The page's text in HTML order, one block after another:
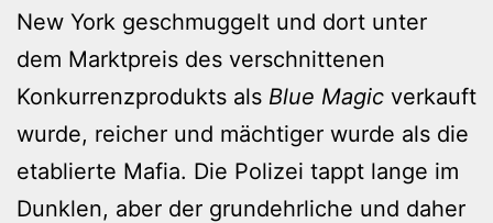
New York geschmuggelt und dort unter
dem Marktpreis des verschnittenen
Konkurrenzprodukts als Blue Magic verkauft
wurde, reicher und mächtiger wurde als die
etablierte Mafia. Die Polizei tappt lange im
Dunklen, aber der grundehrliche und daher